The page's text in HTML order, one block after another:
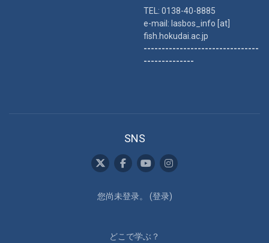
TEL: 0138-40-8885
e-mail: lasbos_info [at]
fish.hokudai.ac.jp
--------------------------------
--------------
SNS
您尚未登录。 (登录)
どこで学ぶ？